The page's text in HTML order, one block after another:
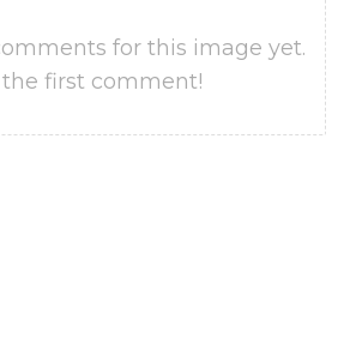
for this image yet.
the first comment!